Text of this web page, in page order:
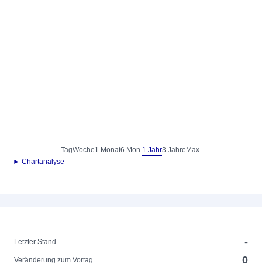
TagWoche1 Monat6 Mon.1 Jahr3 Jahre Max.
► Chartanalyse
-
Letzter Stand
-
Veränderung zum Vortag 0